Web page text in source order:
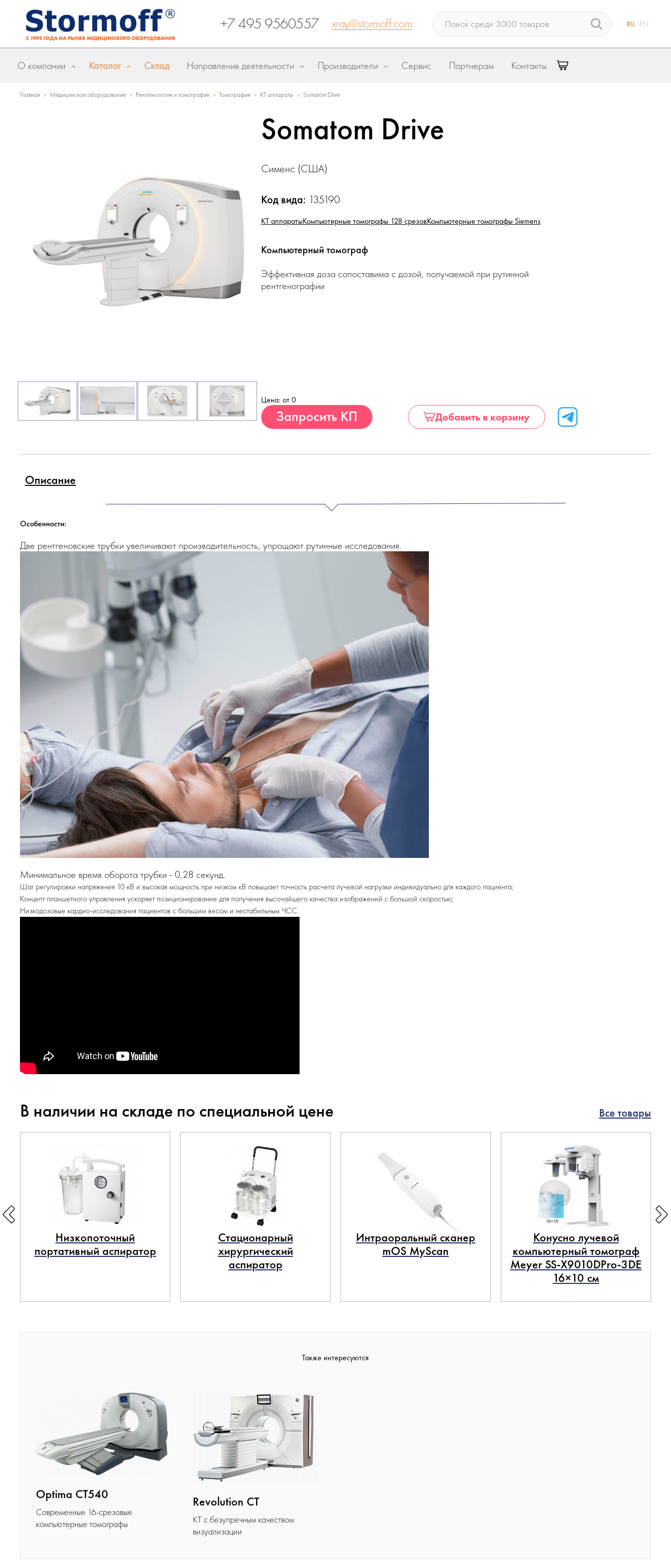
+7 495 9560557 xray@stormoff.com RU EN
О компании Каталог Склад Направления деятельности Производители Сервис Партнерам Контакты
Главная » Медицинское оборудование » Рентгенология и томография » Томография » КТ аппараты » Somatom Drive
Somatom Drive
Сименс (США)
Код вида: 135190
КТ аппаратыКомпьютерные томографы 128 срезовКомпьютерные томографы Siemens
Компьютерный томограф
Эффективная доза сопоставима с дозой, получаемой при рутинной
рентгенографии
Цена: от 0
Запросить КП Добавить в корзину
Описание
Особенности:
Две рентгеновские трубки увеличивают производительность, упрощают рутинные исследования.
Минимальное время оборота трубки - 0,28 секунд.
Шаг регулировки напряжения 10 кВ и высокая мощность при низком кВ повышает точность расчета лучевой нагрузки индивидуально для каждого пациента;
Концепт планшетного управления ускоряет позиционирование для получения высочайшего качества изображений с большой скоростью;
Низкодозовые кардио-исследования пациентов с большим весом и нестабильным ЧСС.
В наличии на складе по специальной цене Все товары
Низкопоточный
портативный аспиратор
Стационарный
хирургический
аспиратор
Интраоральный сканер
mOS MyScan
Конусно лучевой
компьютерный томограф
Meyer SS-X9010DPro-3DE
16×10 см
Также интересуются
Optima CT540
Современные 16-срезовые
компьютерные томографы
Revolution CT
КТ с безупречным качеством
визуализации